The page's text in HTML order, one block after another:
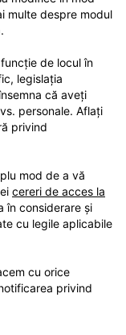
multe despre modul
de locul în
legislația
că aveți
personale. Aflați
privind
mod de a vă
cereri de acces la
în considerare și
cu legile aplicabile
cu orice
privind